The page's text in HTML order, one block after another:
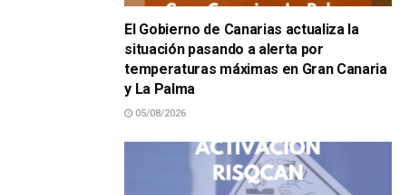
El Gobierno de Canarias actualiza la
situación pasando a alerta por
temperaturas máximas en Gran Canaria
y La Palma
05/08/2026